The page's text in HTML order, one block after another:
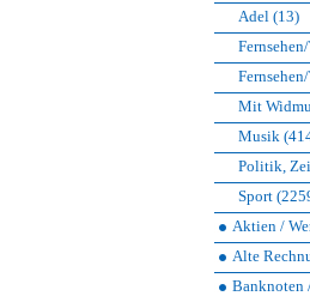
Adel (13)
Mit
Musik
Politik,
Sport
Aktien /
Alte
Banknoten